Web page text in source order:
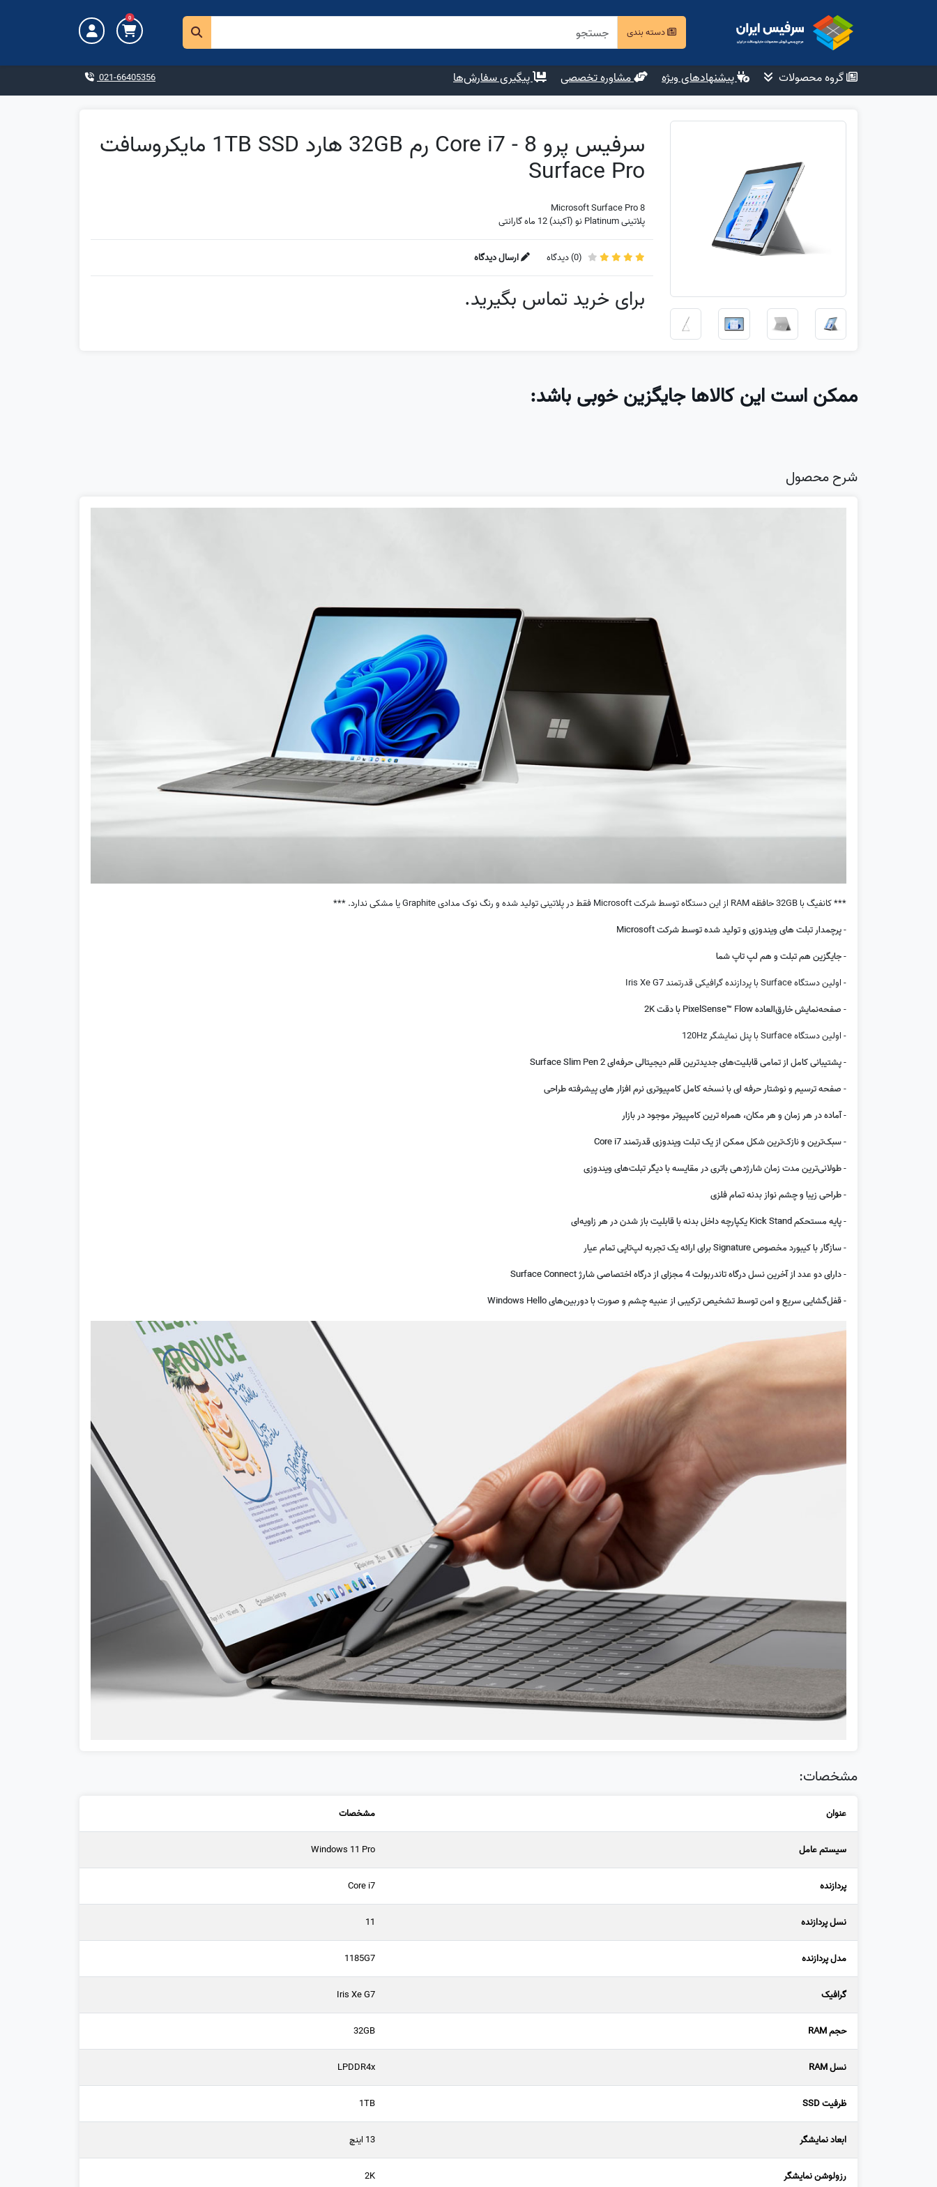
دسته بندی
گروه محصولات پیشنهادهای ویژه مشاوره تخصصی پیگیری سفارش‌ها 021-66405356
سرفیس پرو 8 - Core i7 رم 32GB هارد 1TB SSD مایکروسافت
Surface Pro
Microsoft Surface Pro 8
پلاتینی Platinum نو (آکبند) 12 ماه گارانتی
(
0) دیدگاه ارسال دیدگاه
برای خرید تماس بگیرید.
ممکن است این کالاها جایگزین خوبی باشد:
شرح محصول
*** کانفیگ با 32GB حافظه RAM از این دستگاه توسط شرکت Microsoft فقط در پلاتینی تولید شده و رنگ نوک مدادی Graphite یا مشکی ندارد. ***
- پرچمدار تبلت های ویندوزی و تولید شده توسط شرکت Microsoft
- جایگزین هم تبلت و هم لپ تاپ شما
- اولین دستگاه Surface با پردازنده گرافیکی قدرتمند Iris Xe G7
- صفحه‌نمایش خارق‌العاده PixelSense™ Flow با دقت 2K
- اولین دستگاه Surface با پنل نمایشگر 120Hz
- پشتیبانی کامل از تمامی قابلیت‌های جدیدترین قلم دیجیتالی حرفه‌ای Surface Slim Pen 2
- صفحه ترسیم و نوشتار حرفه ای با نسخه کامل کامپیوتری نرم افزار های پیشرفته طراحی
- آماده در هر زمان و هر مکان، همراه ترین کامپیوتر موجود در بازار
- سبک‌ترین و نازک‌ترین شکل ممکن از یک تبلت ویندوزی قدرتمند Core i7
- طولانی‌ترین مدت زمان شارژدهی باتری در مقایسه با دیگر تبلت‌های ویندوزی
- طراحی زیبا و چشم نواز بدنه تمام فلزی
- پایه مستحکم Kick Stand یکپارچه داخل بدنه با قابلیت باز شدن در هر زاویه‌ای
- سازگار با کیبورد مخصوص Signature برای ارائه یک تجربه لپ‌تاپی تمام عیار
- دارای دو عدد از آخرین نسل درگاه تاندربولت 4 مجزای از درگاه اختصاصی شارژ Surface Connect
- قفل‌گشایی سریع و امن توسط تشخیص ترکیبی از عنبیه چشم و صورت با دوربین‌های Windows Hello
مشخصات:
عنوان مشخصات
سیستم عامل Windows 11 Pro
پردازنده Core i7
نسل پردازنده 11
مدل پردازنده 1185G7
گرافیک Iris Xe G7
حجم RAM 32GB
نسل RAM LPDDR4x
ظرفیت SSD 1TB
ابعاد نمایشگر 13 اینچ
رزولوشن نمایشگر 2K